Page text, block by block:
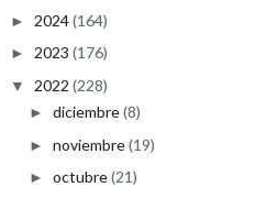
► 2024(164)
► 2023 (176)
▼ 2022 (228)
► diciembre(8)
► noviembre(19)
► octubre(21)